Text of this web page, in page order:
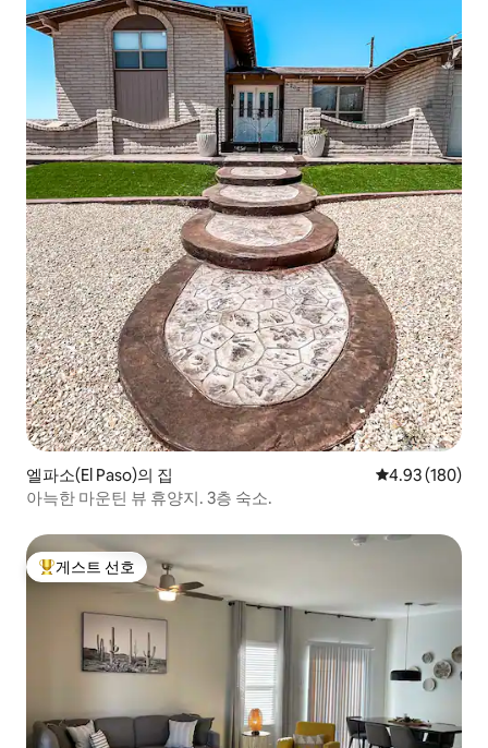
엘파소(El Paso)의 집 평점 4.93점(5
4.93 (180)
아늑한 마운틴 뷰 휴양지. 3층 숙소.
상위 게스트 선호
게스트 선호